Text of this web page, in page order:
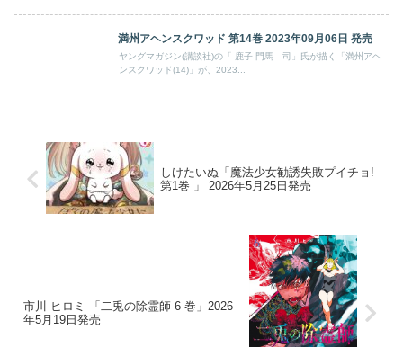
満州アヘンスクワッド 第14巻 2023年09月06日 発売
ヤングマガジン(講談社)の「 鹿子 門馬 司」氏が描く「満州アヘ
ンスクワッド(14)」が、2023...
しけたいぬ「魔法少女勧誘失敗プイチョ!
第1巻 」 2026年5月25日発売
市川 ヒロミ 「二兎の除霊師 6 巻」2026
年5月19日発売